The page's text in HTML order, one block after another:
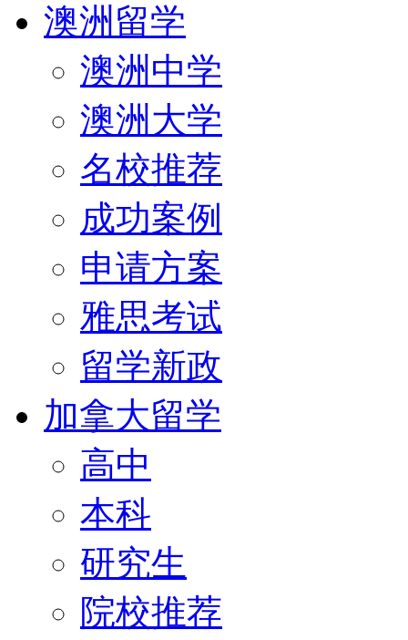
澳洲留学
澳洲中学
澳洲大学
名校推荐
成功案例
申请方案
雅思考试
留学新政
加拿大留学
高中
本科
研究生
院校推荐